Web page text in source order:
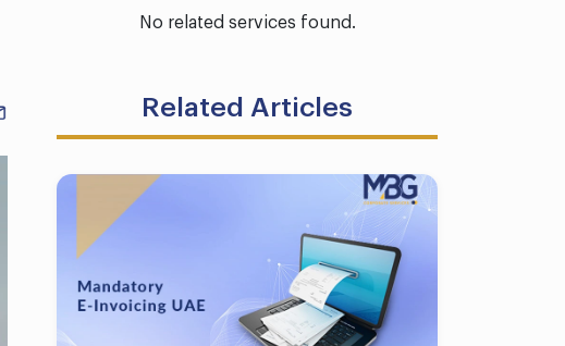
No related services found.
Related Articles